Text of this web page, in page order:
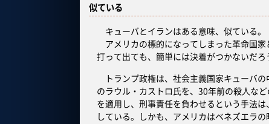
似ている
キューバとイランはある意味、似ている。
アメリカの標的になってしまった革命国家
打って出ても、簡単には決着がつかないだろ
トランプ政権は、社会主義国家キューバの
のラウル・カストロ氏を、30年前の殺人な
を適用し、刑事責任を負わせるという手法
している。しかも、アメリカはベネズエラ